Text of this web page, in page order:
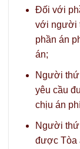
Đối với
với người
phần án
án;
Người thứ
yêu cầu
chịu án
Người thứ
được Tòa